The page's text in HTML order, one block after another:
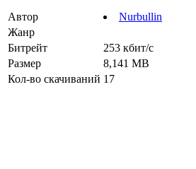
Автор
Nurbullin
Жанр
Битрейт
253 кбит/с
Размер
8,141 MB
Кол-во скачиваний 17